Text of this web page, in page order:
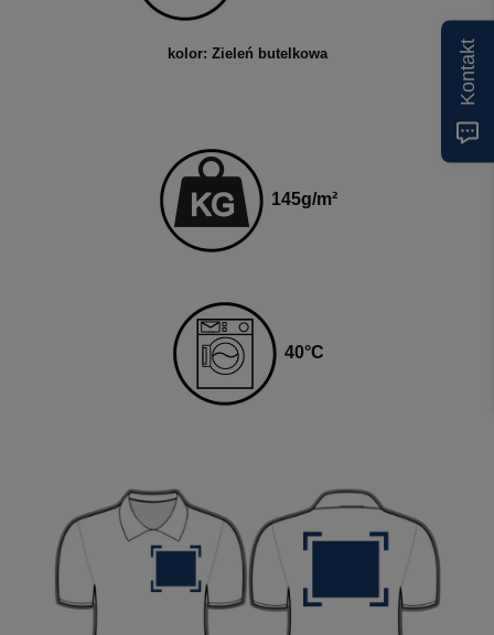
kolor: Zieleń butelkowa
145g/m²
40°C
Kontakt